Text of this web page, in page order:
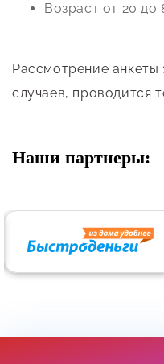
Возраст от 20 до
Рассмотрение
случаев, проводится
Наши партнеры: